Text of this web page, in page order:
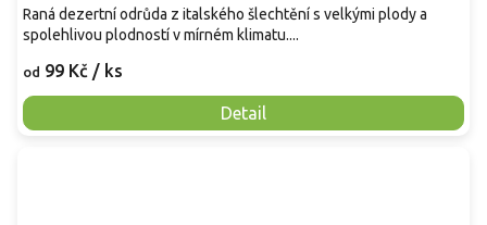
od 99 Kč / ks
Detail
Raná dezertní odrůda z italského šlechtění s velkými plody a
spolehlivou plodností v mírném klimatu....